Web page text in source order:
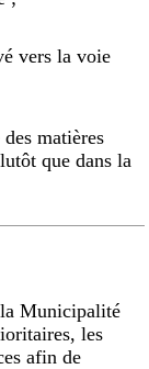
vers la voie
matières
que dans la
la Municipalité
les
afin de